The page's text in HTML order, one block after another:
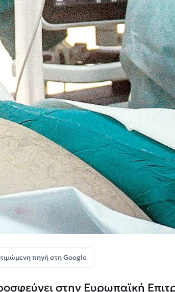
πηγή στη Google
στην Ευρωπαϊκή